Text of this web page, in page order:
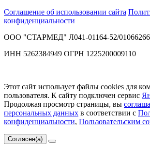
Соглашение об использовании сайта
конфиденциальности
ООО "СТАРМЕД" Л041-01164-52/01066266
ИНН 5262384949 ОГРН 1225200009110
Этот сайт использует файлы cookies для
пользователя. К сайту подключен сервис
Продолжая просмотр страницы, вы
персональных данных в соответствии с
конфиденциальности, Пользовательским
Согласен(а)